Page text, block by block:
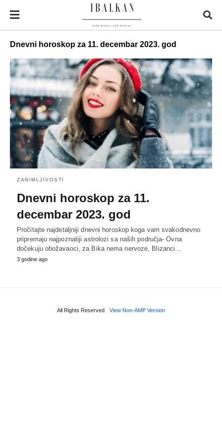
Dnevni horoskop za 11. decembar 2023. god
ZANIMLJIVOSTI
Dnevni horoskop za 11.
decembar 2023. god
Pročitajte najdetaljniji dnevni horoskop koga vam svakodnevno
pripremaju najpoznatiji astrolozi sa naših područja- Ovna
dočekuju obožavaoci, za Bika nema nervoze, Blizanci…
3 godine ago
All Rights Reserved View Non-AMP Version